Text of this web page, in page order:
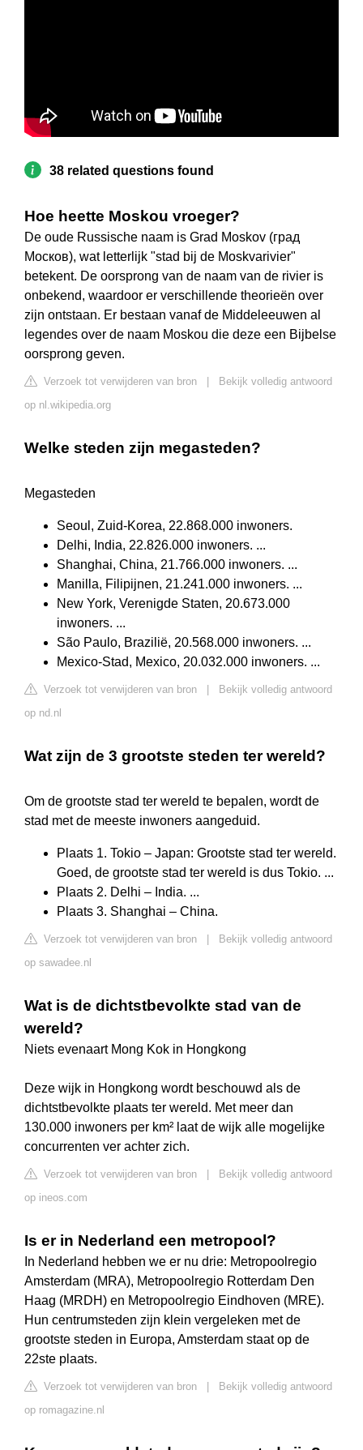
38 related questions found
Hoe heette Moskou vroeger?
De oude Russische naam is Grad Moskov (град
Москов), wat letterlijk "stad bij de Moskvarivier"
betekent. De oorsprong van de naam van de rivier is
onbekend, waardoor er verschillende theorieën over
zijn ontstaan. Er bestaan vanaf de Middeleeuwen al
legendes over de naam Moskou die deze een Bijbelse
oorsprong geven.
Verzoek tot verwijderen van bron
Bekijk volledig antwoord
op nl.wikipedia.org
Welke steden zijn megasteden?
Megasteden
Seoul, Zuid-Korea, 22.868.000 inwoners.
Delhi, India, 22.826.000 inwoners. ...
Shanghai, China, 21.766.000 inwoners. ...
Manilla, Filipijnen, 21.241.000 inwoners. ...
New York, Verenigde Staten, 20.673.000
inwoners. ...
São Paulo, Brazilië, 20.568.000 inwoners. ...
Mexico-Stad, Mexico, 20.032.000 inwoners. ...
Verzoek tot verwijderen van bron
Bekijk volledig antwoord
op nd.nl
Wat zijn de 3 grootste steden ter wereld?
Om de grootste stad ter wereld te bepalen, wordt de
stad met de meeste inwoners aangeduid.
Plaats 1. Tokio – Japan: Grootste stad ter wereld.
Goed, de grootste stad ter wereld is dus Tokio. ...
Plaats 2. Delhi – India. ...
Plaats 3. Shanghai – China.
Verzoek tot verwijderen van bron
Bekijk volledig antwoord
op sawadee.nl
Wat is de dichtstbevolkte stad van de
wereld?
Niets evenaart Mong Kok in Hongkong
Deze wijk in Hongkong wordt beschouwd als de
dichtstbevolkte plaats ter wereld. Met meer dan
130.000 inwoners per km² laat de wijk alle mogelijke
concurrenten ver achter zich.
Verzoek tot verwijderen van bron
Bekijk volledig antwoord
op ineos.com
Is er in Nederland een metropool?
In Nederland hebben we er nu drie: Metropoolregio
Amsterdam (MRA), Metropoolregio Rotterdam Den
Haag (MRDH) en Metropoolregio Eindhoven (MRE).
Hun centrumsteden zijn klein vergeleken met de
grootste steden in Europa, Amsterdam staat op de
22ste plaats.
Verzoek tot verwijderen van bron
Bekijk volledig antwoord
op romagazine.nl